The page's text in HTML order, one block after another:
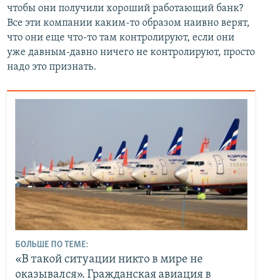
чтобы они получили хороший работающий банк?
Все эти компании каким-то образом наивно верят,
что они еще что-то там контролируют, если они
уже давным-давно ничего не контролируют, просто
надо это признать.
БОЛЬШЕ ПО ТЕМЕ:
«В такой ситуации никто в мире не
оказывался». Гражданская авиация в